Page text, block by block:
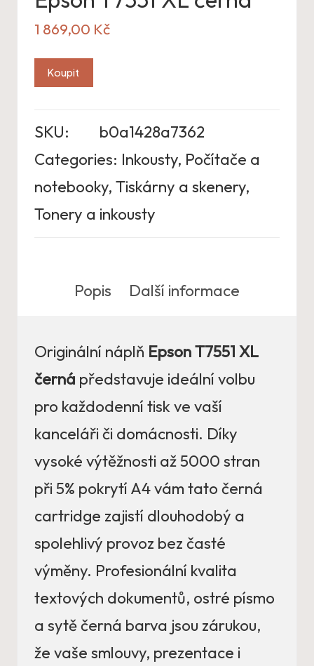
1 869,00 Kč
Koupit
SKU:
b0a1428a7362
Categories: Inkousty, Počítače a
notebooky, Tiskárny a skenery,
Tonery a inkousty
Popis Další informace
Originální náplň Epson T7551 XL
černá představuje ideální volbu
pro každodenní tisk ve vaší
kanceláři či domácnosti. Díky
vysoké výtěžnosti až 5000 stran
při 5% pokrytí A4 vám tato černá
cartridge zajistí dlouhodobý a
spolehlivý provoz bez časté
výměny. Profesionální kvalita
textových dokumentů, ostré písmo
a sytě černá barva jsou zárukou,
že vaše smlouvy, prezentace i